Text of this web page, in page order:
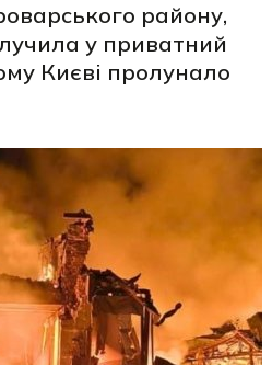
району,
у приватний
Києві пролунало